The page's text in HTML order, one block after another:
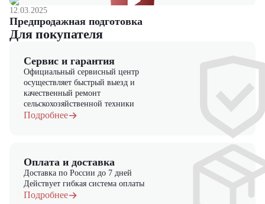
12.03.2025
Предпродажная подготовка
Для покупателя
Сервис и гарантия
Официальный сервисный центр
осуществляет быстрый выезд и
качественный ремонт
сельскохозяйственной техники
Подробнее
Оплата и доставка
Доставка по России до 7 дней
Действует гибкая система оплаты
Подробнее